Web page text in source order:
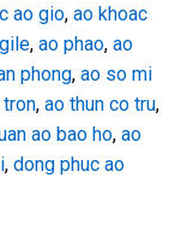
ao gio, ao khoac
, ao phao, ao
phong, ao so mi
tron, ao thun co tru,
ao bao ho, ao
, dong phuc ao